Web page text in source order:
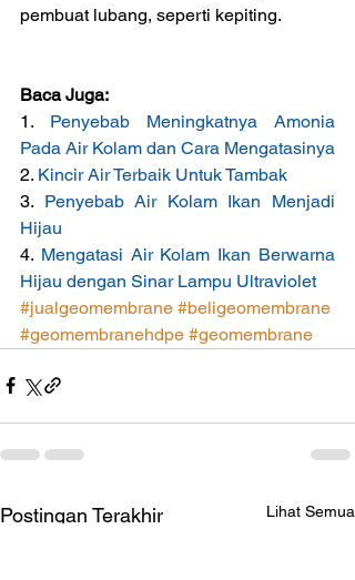
pembuat lubang, seperti kepiting.
Baca Juga:
1. Penyebab Meningkatnya Amonia
Pada Air Kolam dan Cara Mengatasinya
2. Kincir Air Terbaik Untuk Tambak
3. Penyebab Air Kolam Ikan Menjadi
Hijau
4. Mengatasi Air Kolam Ikan Berwarna
Hijau dengan Sinar Lampu Ultraviolet
#jualgeomembrane #beligeomembrane
#geomembranehdpe #geomembrane
Postingan Terakhir Lihat Semua